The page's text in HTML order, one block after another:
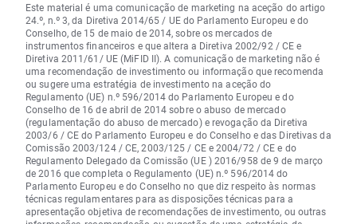
Este material é uma comunicação de marketing na aceção do artigo
24.º, n.º 3, da Diretiva 2014/65 / UE do Parlamento Europeu e do
Conselho, de 15 de maio de 2014, sobre os mercados de
instrumentos financeiros e que altera a Diretiva 2002/92 / CE e
Diretiva 2011/61/ UE (MiFID II). A comunicação de marketing não é
uma recomendação de investimento ou informação que recomenda
ou sugere uma estratégia de investimento na aceção do
Regulamento (UE) n.º 596/2014 do Parlamento Europeu e do
Conselho de 16 de abril de 2014 sobre o abuso de mercado
(regulamentação do abuso de mercado) e revogação da Diretiva
2003/6 / CE do Parlamento Europeu e do Conselho e das Diretivas da
Comissão 2003/124 / CE, 2003/125 / CE e 2004/72 / CE e do
Regulamento Delegado da Comissão (UE ) 2016/958 de 9 de março
de 2016 que completa o Regulamento (UE) n.º 596/2014 do
Parlamento Europeu e do Conselho no que diz respeito às normas
técnicas regulamentares para as disposições técnicas para a
apresentação objetiva de recomendações de investimento, ou outras